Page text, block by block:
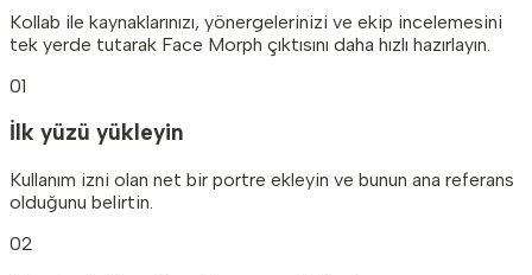
Kollab ile kaynaklarınızı, yönergelerinizi ve ekip incelemesini
tek yerde tutarak Face Morph çıktısını daha hızlı hazırlayın.
01
İlk yüzü yükleyin
Kullanım izni olan net bir portre ekleyin ve bunun ana referans
olduğunu belirtin.
02